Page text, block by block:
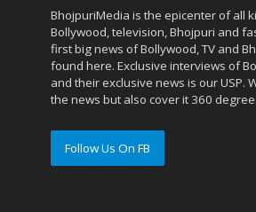
BhojpuriMedia is the epicenter of all
Bollywood, television, Bhojpuri and
first big news of Bollywood, TV and
found here. Exclusive interviews of
and their exclusive news is our USP.
the news but also cover it 360
Follow Us On FB